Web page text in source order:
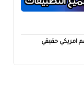
امريكي حقيقي